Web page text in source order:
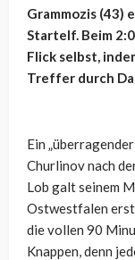
Grammozis (43)
Startelf. Beim
Flick selbst,
Treffer durch
Ein
Churlinov nach
Lob galt seinem
Ostwestfalen
die vollen 90
Knappen, denn